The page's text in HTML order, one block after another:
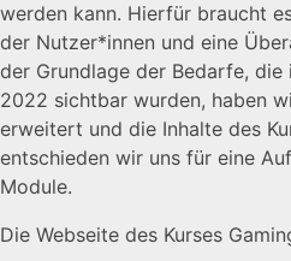
werden kann. Hierfür braucht
der Nutzer*innen und eine
der Grundlage der Bedarfe, die
2022 sichtbar wurden, haben
erweitert und die Inhalte des
entschieden wir uns für eine
Module.
Die Webseite des Kurses